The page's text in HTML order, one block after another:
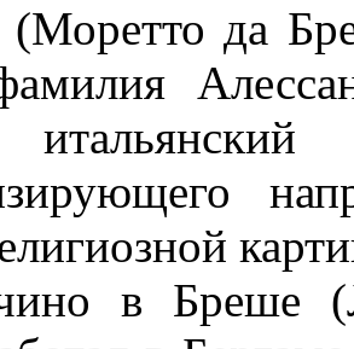
да
в Бреше